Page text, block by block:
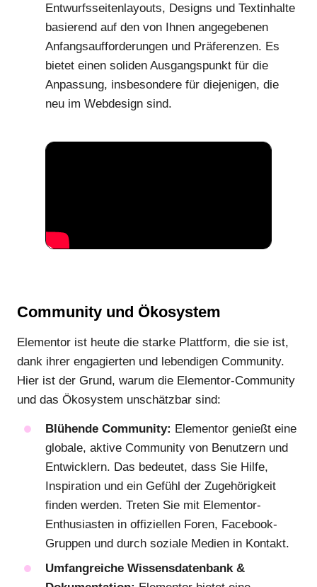
Entwurfsseitenlayouts, Designs und Textinhalte
basierend auf den von Ihnen angegebenen
Anfangsaufforderungen und Präferenzen. Es
bietet einen soliden Ausgangspunkt für die
Anpassung, insbesondere für diejenigen, die
neu im Webdesign sind.
Community und Ökosystem
Elementor ist heute die starke Plattform, die sie ist,
dank ihrer engagierten und lebendigen Community.
Hier ist der Grund, warum die Elementor-Community
und das Ökosystem unschätzbar sind:
Blühende Community: Elementor genießt eine
globale, aktive Community von Benutzern und
Entwicklern. Das bedeutet, dass Sie Hilfe,
Inspiration und ein Gefühl der Zugehörigkeit
finden werden. Treten Sie mit Elementor-
Enthusiasten in offiziellen Foren, Facebook-
Gruppen und durch soziale Medien in Kontakt.
Umfangreiche Wissensdatenbank &